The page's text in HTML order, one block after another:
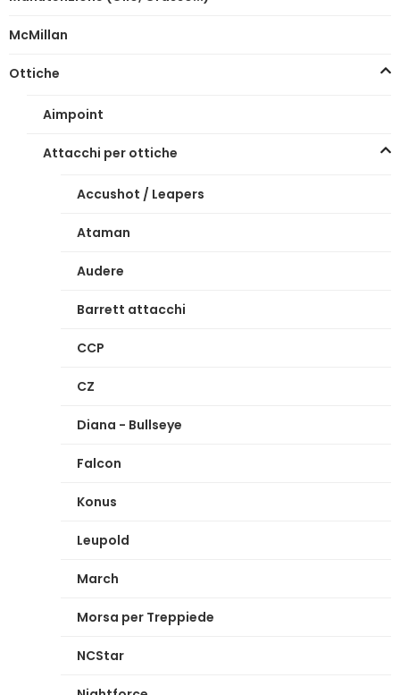
McMillan
Ottiche
Aimpoint
Attacchi per ottiche
Accushot / Leapers
Ataman
Audere
Barrett attacchi
CCP
CZ
Diana - Bullseye
Falcon
Konus
Leupold
March
Morsa per Treppiede
NCStar